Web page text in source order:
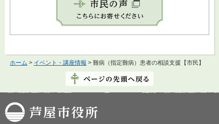
ホーム > イベント・講座情報 > 難病（指定難病）患者の相談支援【市民】
芦屋市役所